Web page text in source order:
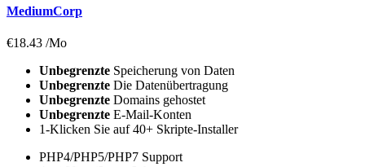
MediumCorp
€18.43 /Mo
Unbegrenzte Speicherung von Daten
Unbegrenzte Die Datenübertragung
Unbegrenzte Domains gehostet
Unbegrenzte E-Mail-Konten
1-Klicken Sie auf 40+ Skripte-Installer
PHP4/PHP5/PHP7 Support